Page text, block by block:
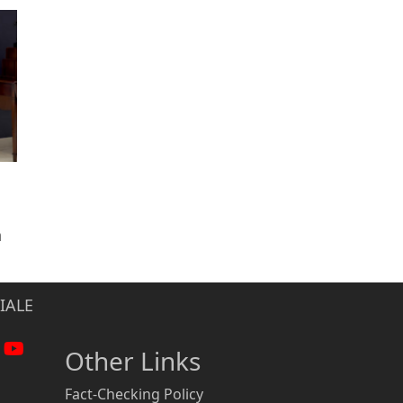
Other Links
Fact-Checking Policy